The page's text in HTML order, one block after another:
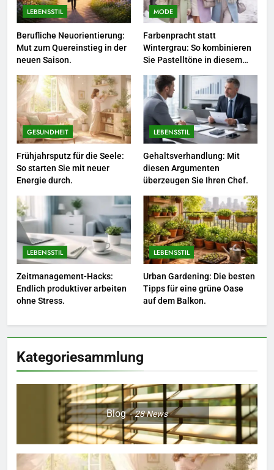
4
Selbstversorger-Glück: Welches
Gemüse Sie jetzt pflanzen
5
Accessoire-Guide: Mit diesen
Details werten Sie jedes
Frühlingsoutfit auf.
6
Naturnah gärtnern: So locken
Sie Bienen und Schmetterlinge
in Ihren Garten.
LEBENSSTIL
7
Berufliche Neuorientierung: Mut
zum Quereinstieg in der neuen
Farbenpracht statt Wintergrau:
So kombinieren Sie Pastelltöne
in diesem Jahr.
MODE
LEBENSSTIL
Berufliche Neuorientierung:
Mut zum Quereinstieg in der
neuen Saison.
MODE
Farbenpracht statt
Wintergrau: So kombinieren
Sie Pastelltöne in diesem
GESUNDHEIT
Frühjahrsputz für die Seele:
So starten Sie mit neuer
Energie durch.
LEBENSSTIL
Gehaltsverhandlung: Mit
diesen Argumenten
überzeugen Sie Ihren Chef.
LEBENSSTIL
Zeitmanagement-Hacks:
Endlich produktiver arbeiten
ohne Stress.
LEBENSSTIL
Urban Gardening: Die besten
Tipps für eine grüne Oase
auf dem Balkon.
Kategoriesammlung
Blog 28News